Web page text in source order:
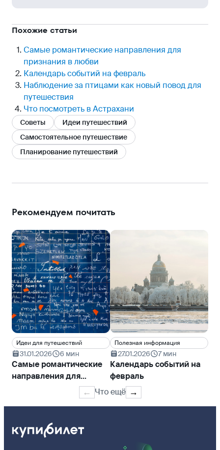
Похожие статьи
Самые романтические направления для
признания в любви
Календарь событий на февраль
Наблюдение за птицами как новый повод для
путешествия
Что посмотреть в Астрахани
Советы
Идеи путешествий
Самостоятельное путешествие
Планирование путешествий
Рекомендуем почитать
Идеи для путешествий
31.01.2026 6 мин
Самые романтические
направления для
признания в любви
Полезная информация
27.01.2026 7 мин
Календарь событий на
февраль
← Что ещё →